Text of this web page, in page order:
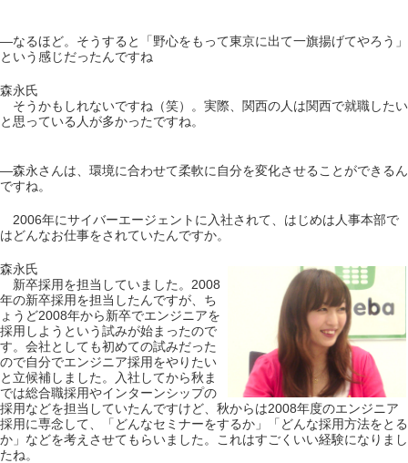
―なるほど。そうすると「野心をもって東京に出て一旗揚げてやろう」
という感じだったんですね
森永氏
そうかもしれないですね（笑）。実際、関西の人は関西で就職したい
と思っている人が多かったですね。
―森永さんは、環境に合わせて柔軟に自分を変化させることができるん
ですね。
2006年にサイバーエージェントに入社されて、はじめは人事本部で
はどんなお仕事をされていたんですか。
森永氏
新卒採用を担当していました。2008
年の新卒採用を担当したんですが、ち
ょうど2008年から新卒でエンジニアを
採用しようという試みが始まったので
す。会社としても初めての試みだった
ので自分でエンジニア採用をやりたい
と立候補しました。入社してから秋ま
では総合職採用やインターンシップの
採用などを担当していたんですけど、秋からは2008年度のエンジニア
採用に専念して、「どんなセミナーをするか」「どんな採用方法をとる
か」などを考えさせてもらいました。これはすごくいい経験になりまし
たね。